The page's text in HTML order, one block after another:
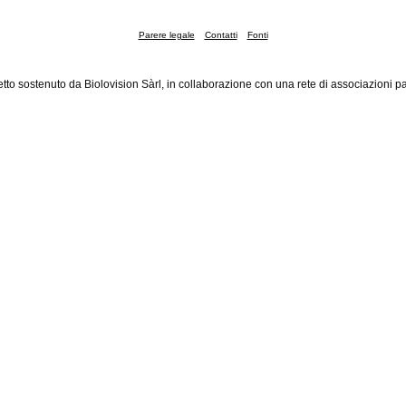
Parere legale Contatti Fonti
sostenuto da Biolovision Sàrl, in collaborazione con una rete di associazioni